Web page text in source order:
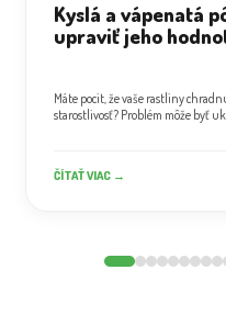
Kyslá a vápenatá
upraviť jeho
Máte pocit, že vaše rastliny
starostlivosť? Problém môže byť
ČÍTAŤ VIAC →